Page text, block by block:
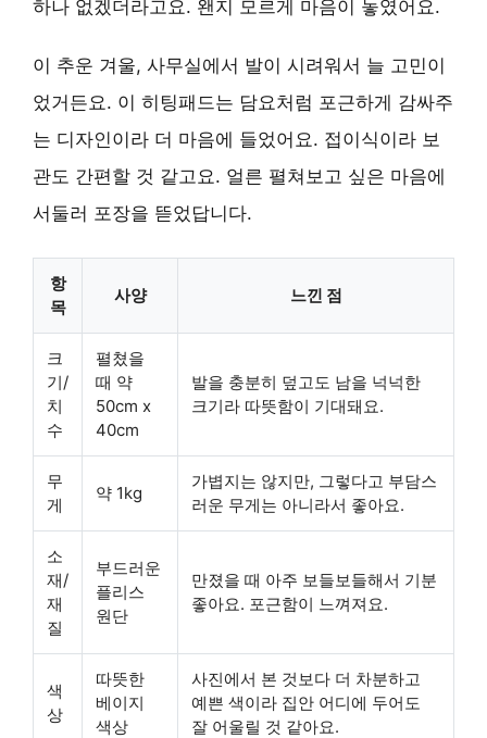
하나 없겠더라고요. 왠지 모르게 마음이 놓였어요.
이 추운 겨울, 사무실에서 발이 시려워서 늘 고민이
었거든요. 이 히팅패드는 담요처럼 포근하게 감싸주
는 디자인이라 더 마음에 들었어요. 접이식이라 보
관도 간편할 것 같고요. 얼른 펼쳐보고 싶은 마음에
서둘러 포장을 뜯었답니다.
항
목
사양 느낀 점
크
기/
치
수
펼쳤을
때 약
50cm x
40cm
발을 충분히 덮고도 남을 넉넉한
크기라 따뜻함이 기대돼요.
무
게
약 1kg
가볍지는 않지만, 그렇다고 부담스
러운 무게는 아니라서 좋아요.
소
재/
재
질
부드러운
플리스
원단
만졌을 때 아주 보들보들해서 기분
좋아요. 포근함이 느껴져요.
색
상
따뜻한
베이지
색상
사진에서 본 것보다 더 차분하고
예쁜 색이라 집안 어디에 두어도
잘 어울릴 것 같아요.